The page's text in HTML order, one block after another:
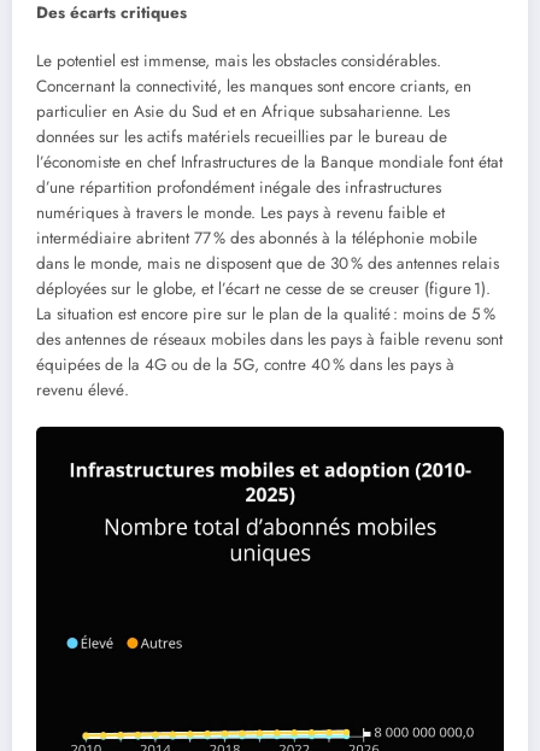
Des écarts critiques
Le potentiel est immense, mais les obstacles considérables.
Concernant la connectivité, les manques sont encore criants, en
particulier en Asie du Sud et en Afrique subsaharienne. Les
données sur les actifs matériels recueillies par le bureau de
l’économiste en chef Infrastructures de la Banque mondiale font état
d’une répartition profondément inégale des infrastructures
numériques à travers le monde. Les pays à revenu faible et
intermédiaire abritent 77 % des abonnés à la téléphonie mobile
dans le monde, mais ne disposent que de 30 % des antennes relais
déployées sur le globe, et l’écart ne cesse de se creuser (figure 1).
La situation est encore pire sur le plan de la qualité : moins de 5 %
des antennes de réseaux mobiles dans les pays à faible revenu sont
équipées de la 4G ou de la 5G, contre 40 % dans les pays à
revenu élevé.